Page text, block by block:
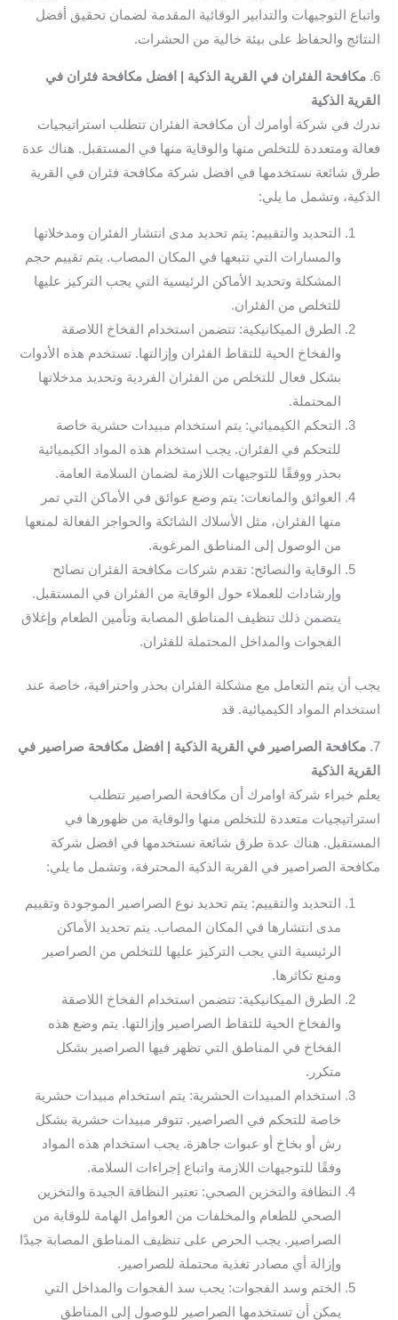
واتباع التوجيهات والتدابير الوقائية المقدمة لضمان تحقيق أفضل
النتائج والحفاظ على بيئة خالية من الحشرات.
6. مكافحة الفئران في القرية الذكية | افضل مكافحة فئران في
القرية الذكية
ندرك في شركة أوامرك أن مكافحة الفئران تتطلب استراتيجيات
فعالة ومتعددة للتخلص منها والوقاية منها في المستقبل. هناك عدة
طرق شائعة نستخدمها في افضل شركة مكافحة فئران في القرية
الذكية، وتشمل ما يلي:
التحديد والتقييم: يتم تحديد مدى انتشار الفئران ومدخلاتها
والمسارات التي تتبعها في المكان المصاب. يتم تقييم حجم
المشكلة وتحديد الأماكن الرئيسية التي يجب التركيز عليها
للتخلص من الفئران.
الطرق الميكانيكية: تتضمن استخدام الفخاخ اللاصقة
والفخاخ الحية للتقاط الفئران وإزالتها. تستخدم هذه الأدوات
بشكل فعال للتخلص من الفئران الفردية وتحديد مدخلاتها
المحتملة.
التحكم الكيميائي: يتم استخدام مبيدات حشرية خاصة
للتحكم في الفئران. يجب استخدام هذه المواد الكيميائية
بحذر ووفقًا للتوجيهات اللازمة لضمان السلامة العامة.
العوائق والمانعات: يتم وضع عوائق في الأماكن التي تمر
منها الفئران، مثل الأسلاك الشائكة والحواجز الفعالة لمنعها
من الوصول إلى المناطق المرغوبة.
الوقاية والنصائح: تقدم شركات مكافحة الفئران نصائح
وإرشادات للعملاء حول الوقاية من الفئران في المستقبل.
يتضمن ذلك تنظيف المناطق المصابة وتأمين الطعام وإغلاق
الفجوات والمداخل المحتملة للفئران.
يجب أن يتم التعامل مع مشكلة الفئران بحذر واحترافية، خاصة عند
استخدام المواد الكيميائية. قد
7. مكافحة الصراصير في القرية الذكية | افضل مكافحة صراصير في
القرية الذكية
يعلم خبراء شركة اوامرك أن مكافحة الصراصير تتطلب
استراتيجيات متعددة للتخلص منها والوقاية من ظهورها في
المستقبل. هناك عدة طرق شائعة نستخدمها في افضل شركة
مكافحة الصراصير في القرية الذكية المحترفة، وتشمل ما يلي:
التحديد والتقييم: يتم تحديد نوع الصراصير الموجودة وتقييم
مدى انتشارها في المكان المصاب. يتم تحديد الأماكن
الرئيسية التي يجب التركيز عليها للتخلص من الصراصير
ومنع تكاثرها.
الطرق الميكانيكية: تتضمن استخدام الفخاخ اللاصقة
والفخاخ الحية للتقاط الصراصير وإزالتها. يتم وضع هذه
الفخاخ في المناطق التي تظهر فيها الصراصير بشكل
متكرر.
استخدام المبيدات الحشرية: يتم استخدام مبيدات حشرية
خاصة للتحكم في الصراصير. تتوفر مبيدات حشرية بشكل
رش أو بخاخ أو عبوات جاهزة. يجب استخدام هذه المواد
وفقًا للتوجيهات اللازمة واتباع إجراءات السلامة.
النظافة والتخزين الصحي: تعتبر النظافة الجيدة والتخزين
الصحي للطعام والمخلفات من العوامل الهامة للوقاية من
الصراصير. يجب الحرص على تنظيف المناطق المصابة جيدًا
وإزالة أي مصادر تغذية محتملة للصراصير.
الختم وسد الفجوات: يجب سد الفجوات والمداخل التي
يمكن أن تستخدمها الصراصير للوصول إلى المناطق